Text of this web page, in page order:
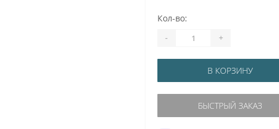
Кол-во:
- +
В КОРЗИНУ
БЫСТРЫЙ ЗАКАЗ